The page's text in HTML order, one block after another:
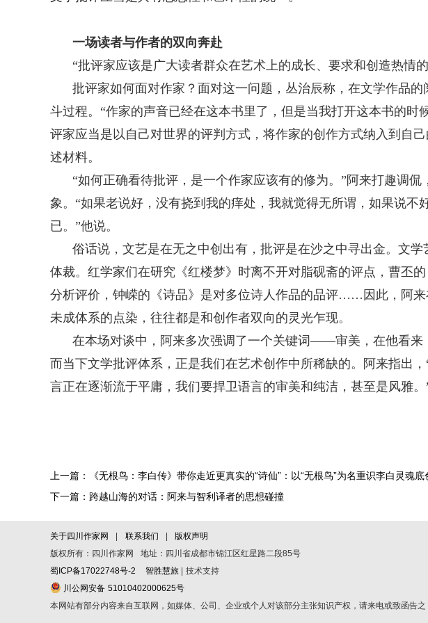
一场读者与作者的双向奔赴
“批评家应该是广大读者群众在艺术上的成长、要求和创造热情
批评家如何面对作家？面对这一问题，丛治辰称，在文学作品
斗过程。“作家的声音已经在这本书里了，但是当我打开这本书的时
评家应当是以自己对世界的评判方式，将作家的创作方式纳入到自
述材料。
“如何正确看待批评，是一个作家应该有的修为。”阿来打趣调
象。“如果老说好，没有挠到我的痒处，我就觉得无所谓，如果说不
已。”他说。
俗话说，文艺是在无之中创出有，批评是在沙之中寻出金。文
体裁。红学家们在研究《红楼梦》时离不开对脂砚斋的评点，曹丕
分析评价，钟嵘的《诗品》是对多位诗人作品的品评……因此，阿
未成体系的点染，往往都是和创作者双向的灵光乍现。
在本场对谈中，阿来多次强调了一个关键词——审美，在他看来
而当下文学批评体系，正是我们在艺术创作中所稀缺的。阿来指出
言正在逐渐流于平庸，我们要捍卫语言的审美和纯洁，甚至是风雅。
上一篇：《无根鸟：李白传》带你走近更真实的“诗仙”：以“无根鸟”为名重识李白灵魂底
下一篇：跨越山海的对话：阿来与智利译者的思想碰撞​
关于四川作家网 | 联系我们 | 版权声明
版权所有：四川作家网 地址：四川省成都市锦江区红星路二段85号
蜀ICP备17022748号-2
智胜慧旅 | 技术支持
川公网安备 51010402000625号
本网站有部分内容来自互联网，如媒体、公司、企业或个人对该部分主张知识产权，请来电或致函告